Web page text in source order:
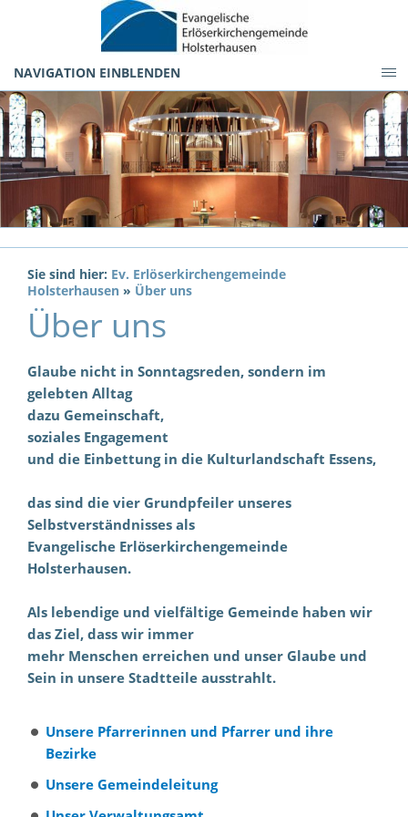
NAVIGATION EINBLENDEN
Sie sind hier: Ev. Erlöserkirchengemeinde
Holsterhausen » Über uns
Über uns
Glaube nicht in Sonntagsreden, sondern im
gelebten Alltag
dazu Gemeinschaft,
soziales Engagement
und die Einbettung in die Kulturlandschaft Essens,
das sind die vier Grundpfeiler unseres
Selbstverständnisses als
Evangelische Erlöserkirchengemeinde
Holsterhausen.
Als lebendige und vielfältige Gemeinde haben wir
das Ziel, dass wir immer
mehr Menschen erreichen und unser Glaube und
Sein in unsere Stadtteile ausstrahlt.
Unsere Pfarrerinnen und Pfarrer und ihre
Bezirke
Unsere Gemeindeleitung